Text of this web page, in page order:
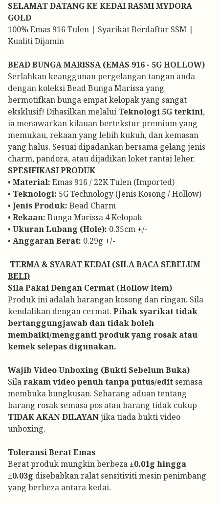
SELAMAT DATANG KE KEDAI RASMI MYDORA
GOLD
100% Emas 916 Tulen | Syarikat Berdaftar SSM |
Kualiti Dijamin
BEAD BUNGA MARISSA (EMAS 916 - 5G HOLLOW)
Serlahkan keanggunan pergelangan tangan anda
dengan koleksi Bead Bunga Marissa yang
bermotifkan bunga empat kelopak yang sangat
eksklusif! Dihasilkan melalui Teknologi 5G terkini,
ia menawarkan kilauan bertekstur premium yang
memukau, rekaan yang lebih kukuh, dan kemasan
yang halus. Sesuai dipadankan bersama gelang jenis
charm, pandora, atau dijadikan loket rantai leher.
SPESIFIKASI PRODUK
• Material: Emas 916 / 22K Tulen (Imported)
• Teknologi: 5G Technology (Jenis Kosong / Hollow)
• Jenis Produk: Bead Charm
• Rekaan: Bunga Marissa 4 Kelopak
• Ukuran Lubang (Hole): 0.35cm +/-
• Anggaran Berat: 0.29g +/-
TERMA & SYARAT KEDAI (SILA BACA SEBELUM
BELI)
Sila Pakai Dengan Cermat (Hollow Item)
Produk ini adalah barangan kosong dan ringan. Sila
kendalikan dengan cermat. Pihak syarikat tidak
bertanggungjawab dan tidak boleh
membaiki/mengganti produk yang rosak atau
kemek selepas digunakan.
Wajib Video Unboxing (Bukti Sebelum Buka)
Silarakam video penuh tanpa putus/edit semasa
membuka bungkusan. Sebarang aduan tentang
barang rosak semasa pos atau barang tidak cukup
TIDAK AKAN DILAYANjika tiada bukti video
unboxing.
Toleransi Berat Emas
Berat produk mungkin berbeza ±0.01g hingga
±0.03g disebabkan ralat sensitiviti mesin penimbang
yang berbeza antara kedai.